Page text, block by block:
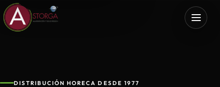
DISTRIBUCIÓN HORECA DESDE 1977